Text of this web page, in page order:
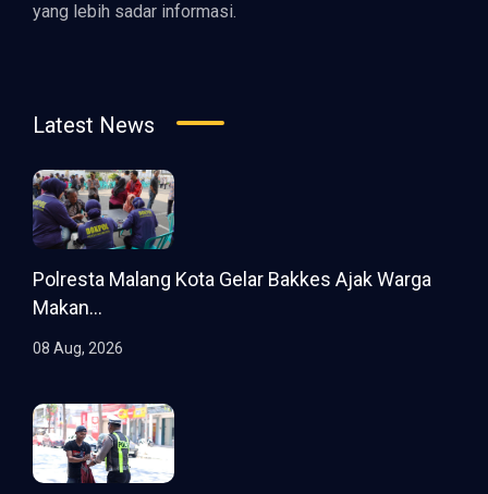
yang lebih sadar informasi.
Latest News
Polresta Malang Kota Gelar Bakkes Ajak Warga
Makan...
08 Aug, 2026